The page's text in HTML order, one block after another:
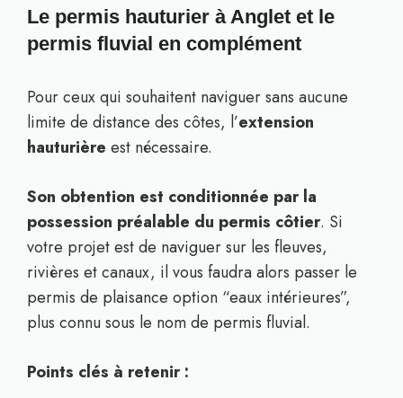
Le permis hauturier à Anglet et le
permis fluvial en complément
Pour ceux qui souhaitent naviguer sans aucune
limite de distance des côtes, l’extension
hauturière est nécessaire.
Son obtention est conditionnée par la
possession préalable du permis côtier. Si
votre projet est de naviguer sur les fleuves,
rivières et canaux, il vous faudra alors passer le
permis de plaisance option “eaux intérieures”,
plus connu sous le nom de permis fluvial.
Points clés à retenir :